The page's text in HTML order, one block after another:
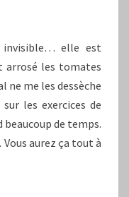
invisible… elle est
arrosé les tomates
ne me les dessèche
les exercices de
beaucoup de temps.
Vous aurez ça tout à